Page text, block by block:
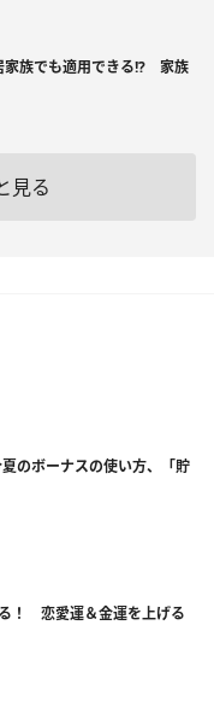
家族でも適用できる!? 家族
見る
のボーナスの使い方、「貯
る！ 恋愛運＆金運を上げる